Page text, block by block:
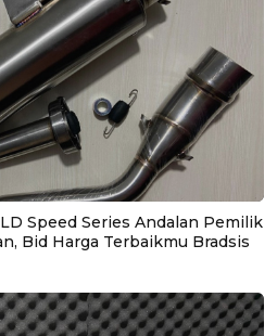
Speed Series Andalan Pemilik
Bid Harga Terbaikmu Bradsis